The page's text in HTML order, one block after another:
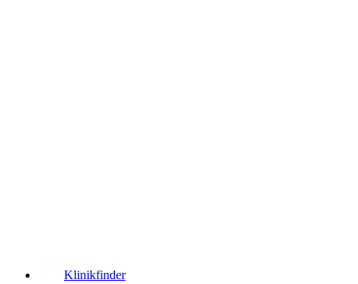
Klinikfinder